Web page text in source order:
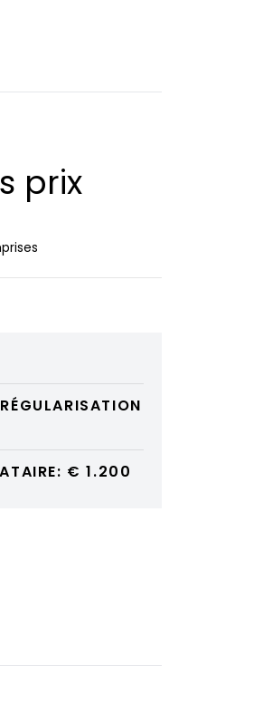
prix
€ 1.200